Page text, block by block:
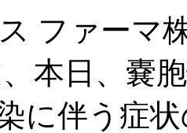
ファーマ
本日、嚢
に伴う症